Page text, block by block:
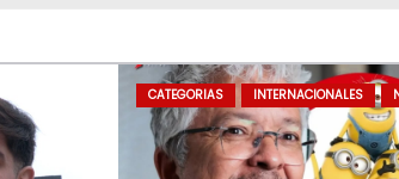
CATEGORIAS INTERNACIONALES